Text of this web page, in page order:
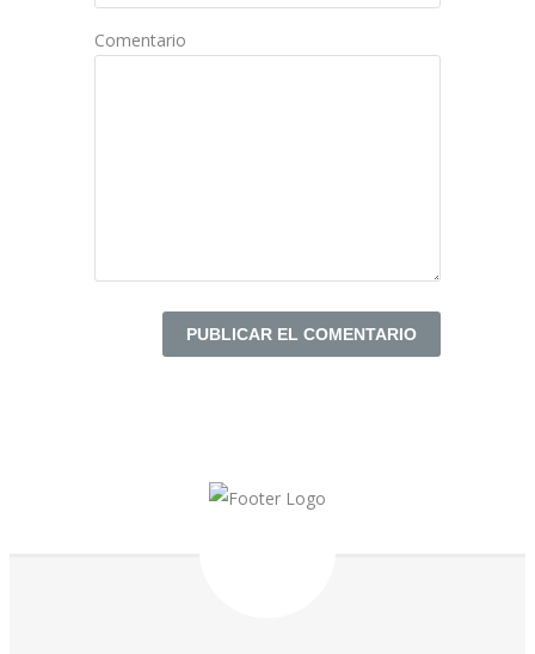
Comentario